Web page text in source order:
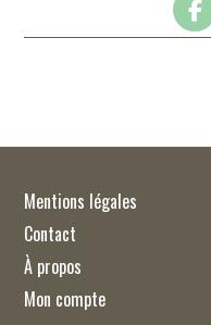
Mentions légales
Contact
À propos
Mon compte